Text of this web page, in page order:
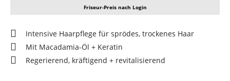
Friseur-Preis nach Login
Intensive Haarpflege für sprödes, trockenes Haar
Mit Macadamia-Öl + Keratin
Regerierend, kräftigend + revitalisierend